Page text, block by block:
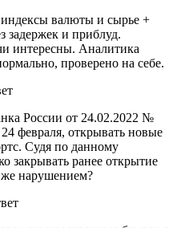
валюты и сырье +
задержек и приблуд.
интересны. Аналитика
проверено на себе.
России от 24.02.2022 №
февраля, открывать новые
Судя по данному
закрывать ранее открытие
же нарушением?